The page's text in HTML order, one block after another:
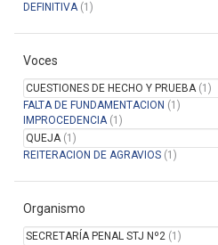
Sumarios del STJ
Manual del Usuario
DEFINITIVA(1)
Voces
CUESTIONES DE HECHO Y PRUEBA(1)
FALTA DE FUNDAMENTACION (1)
IMPROCEDENCIA(1)
QUEJA(1)
REITERACION DE AGRAVIOS (1)
Organismo
SECRETARÍA PENAL STJ Nº2 (1)